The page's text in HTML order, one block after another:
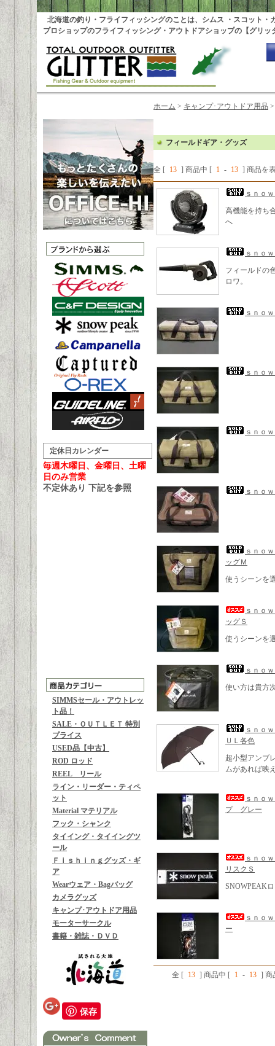
北海道の釣り・フライフィッシングのことは、シムス ・スコット・
プロショップのフライフィッシング・アウトドアショップの【グリッ
定休日カレンダー
毎週木曜日、金曜日、土曜
日のみ営業
不定休あり 下記を参照
SIMMSセール・アウトレッ
ト品！
SALE・ＯＵＴＬＥＴ 特別
プライス
USED品【中古】
ROD ロッド
REEL リール
ライン・リーダー・ティペ
ット
Material マテリアル
フック・シャンク
タイイング・タイイングツ
ール
Ｆｉｓｈｉｎｇグッズ・ギ
ア
Wearウェア・Bagバッグ
カメラグッズ
キャンプ･アウトドア用品
モーターサークル
書籍・雑誌・ＤＶＤ
保存
ホーム > キャンプ･アウトドア用品
フィールドギア・グッズ
全 [ 13 ] 商品中 [ 1 - 13 ] 商品を
ｓｎｏ
高機能を持ち
へ
ｓｎｏ
フィールドの
ロワ。
ｓｎｏ
ｓｎｏ
ｓｎｏ
ｓｎｏ
ｓｎｏ
ッグＭ
使うシーンを
ｓｎｏ
ッグＳ
使うシーンを
ｓｎｏ
使い方は貴方
ｓｎｏ
ＵＬ各色
超小型アンブ
ムがあれば映
ｓｎｏ
プ グレー
ｓｎｏ
リスクＳ
SNOWPEAK
ｓｎｏ
ー
全 [ 13 ] 商品中 [ 1 - 13 ] 商